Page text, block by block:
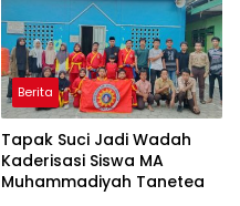
Berita
Tapak Suci Jadi Wadah
Kaderisasi Siswa MA
Muhammadiyah Tanetea